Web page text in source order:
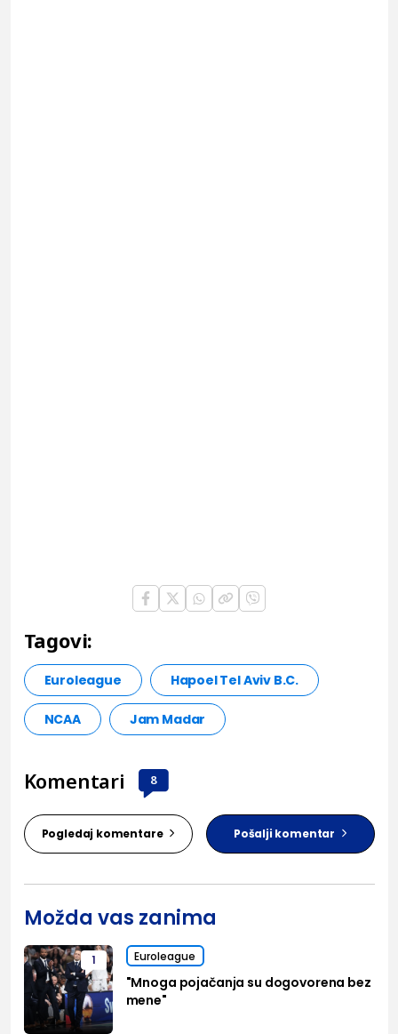
Tagovi:
Euroleague Hapoel Tel Aviv B.C.
NCAA Jam Madar
Komentari 8
Pogledaj komentare Pošalji komentar
Možda vas zanima
1 Euroleague
"Mnoga pojačanja su dogovorena bez
mene"